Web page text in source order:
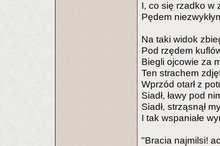
I, co się rzadko w
Pędem
Na taki widok
Pod rzędem
Biegli ojcowie za
Ten strachem
Wprzód otarł z
Siadł, ławy pod
Siadł, strząsnął
I tak wspaniałe
"Bracia najmilsi!